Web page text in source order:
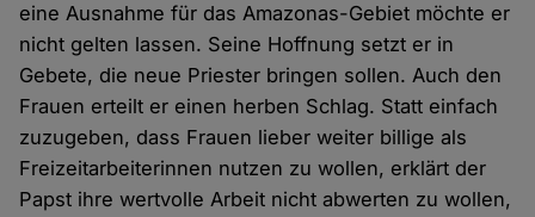
eine Ausnahme für das Amazonas-Gebiet möchte er
nicht gelten lassen. Seine Hoffnung setzt er in
Gebete, die neue Priester bringen sollen. Auch den
Frauen erteilt er einen herben Schlag. Statt einfach
zuzugeben, dass Frauen lieber weiter billige als
Freizeitarbeiterinnen nutzen zu wollen, erklärt der
Papst ihre wertvolle Arbeit nicht abwerten zu wollen,